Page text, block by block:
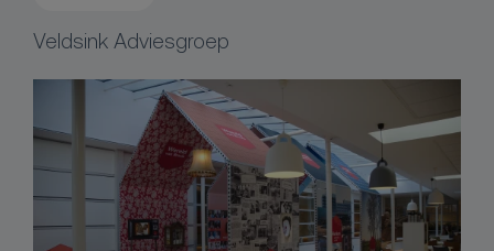
Veldsink Adviesgroep